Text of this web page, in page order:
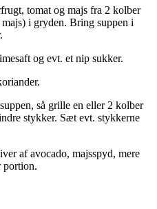
tomat og majs fra 2 kolber
i gryden. Bring suppen i
og evt. et nip sukker.
så grille en eller 2 kolber
stykker. Sæt evt. stykkerne
af avocado, majsspyd, mere
portion.